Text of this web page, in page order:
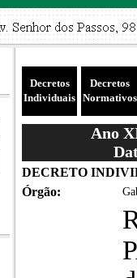
Decretos
Individuais
Decretos
Normativos
Ano
DECRETO
Órgão: